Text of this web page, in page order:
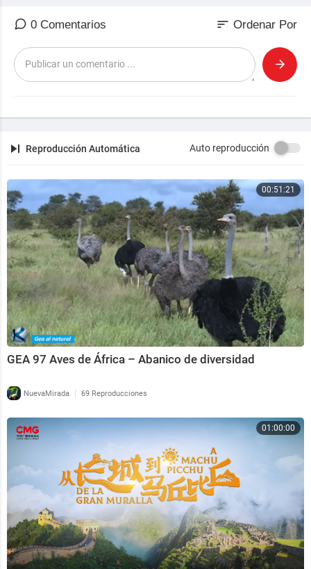
alcanzar su gran visión. #FranjayRuta #Egipto #Nueva
Suscríbanos en YouTube:
https://www.youtube.com/c/CGTNenEspañol
Twitter:https://twitter.com/cgtnenespanol
ol/
0 Comentarios sort Ordenar Por
Reproducción Automática Auto reproducción
00:51:21
GEA 97 Aves de África – Abanico de diversidad
NuevaMirada | 69 Reproducciones
01:00:00